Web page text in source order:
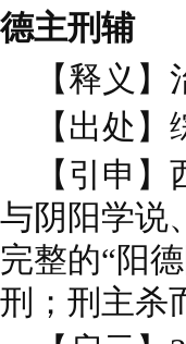
德主刑辅
【释义】
【出处】
【引申】
与阴阳学说
完整的“阳
刑；刑主杀